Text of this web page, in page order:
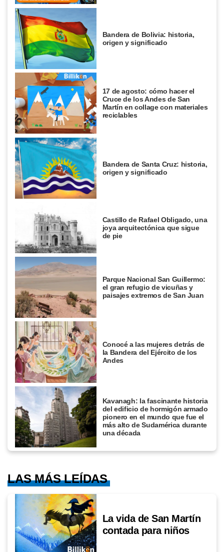
Bandera de Bolivia: historia,
origen y significado
17 de agosto: cómo hacer el
Cruce de los Andes de San
Martín en collage con materiales
reciclables
Bandera de Santa Cruz: historia,
origen y significado
Castillo de Rafael Obligado, una
joya arquitectónica que sigue
de pie
Parque Nacional San Guillermo:
el gran refugio de vicuñas y
paisajes extremos de San Juan
Conocé a las mujeres detrás de
la Bandera del Ejército de los
Andes
Kavanagh: la fascinante historia
del edificio de hormigón armado
pionero en el mundo que fue el
más alto de Sudamérica durante
una década
LAS MÁS LEÍDAS
La vida de San Martín
contada para niños